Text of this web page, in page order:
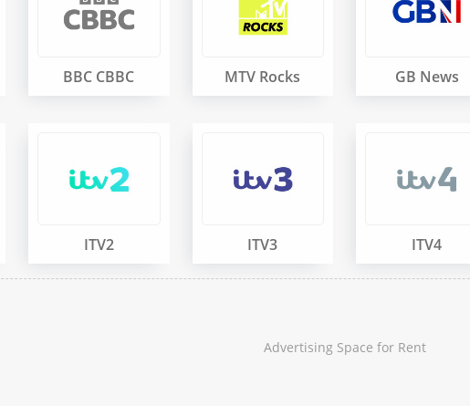
BBC CBBC MTV Rocks GB News
ITV2 ITV3 ITV4
Advertising Space for Rent